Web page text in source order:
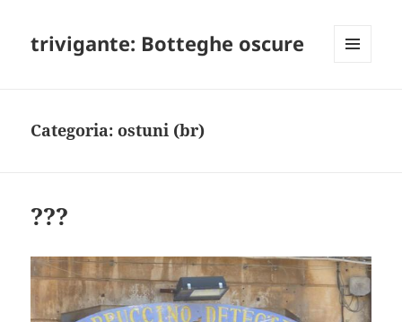
trivigante: Botteghe oscure
Categoria:ostuni (br)
???